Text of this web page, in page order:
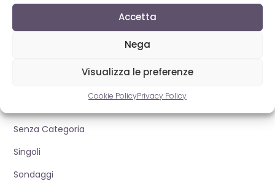
Accetta
Nega
Visualizza le preferenze
Cookie PolicyPrivacy Policy
Senza Categoria
Singoli
Sondaggi